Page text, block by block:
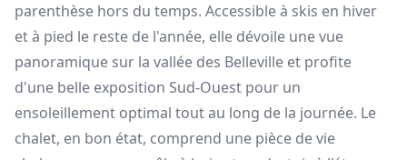
parenthèse hors du temps. Accessible à skis en hiver
et à pied le reste de l'année, elle dévoile une vue
panoramique sur la vallée des Belleville et profite
d'une belle exposition Sud-Ouest pour un
ensoleillement optimal tout au long de la journée. Le
chalet, en bon état, comprend une pièce de vie